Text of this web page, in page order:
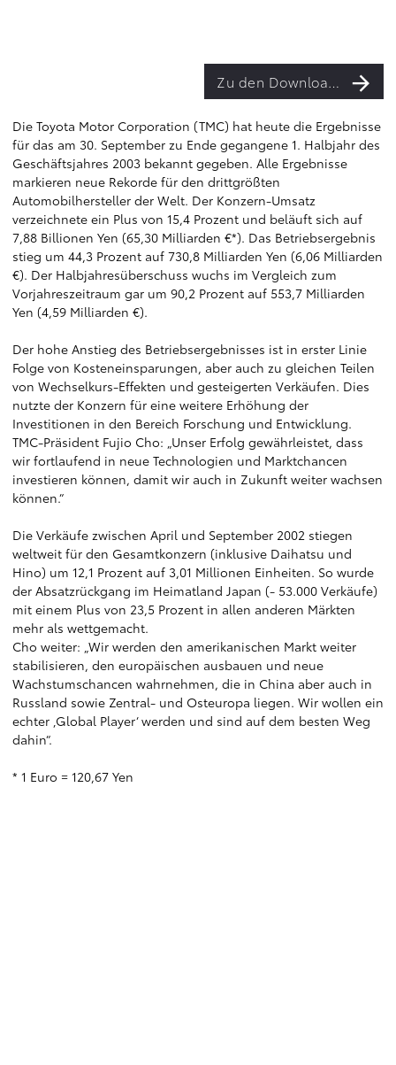
Zu den Downloads
Die Toyota Motor Corporation (TMC) hat heute die Ergebnisse
für das am 30. September zu Ende gegangene 1. Halbjahr des
Geschäftsjahres 2003 bekannt gegeben. Alle Ergebnisse
markieren neue Rekorde für den drittgrößten
Automobilhersteller der Welt. Der Konzern-Umsatz
verzeichnete ein Plus von 15,4 Prozent und beläuft sich auf
7,88 Billionen Yen (65,30 Milliarden €*). Das Betriebsergebnis
stieg um 44,3 Prozent auf 730,8 Milliarden Yen (6,06 Milliarden
€). Der Halbjahresüberschuss wuchs im Vergleich zum
Vorjahreszeitraum gar um 90,2 Prozent auf 553,7 Milliarden
Yen (4,59 Milliarden €).
Der hohe Anstieg des Betriebsergebnisses ist in erster Linie
Folge von Kosteneinsparungen, aber auch zu gleichen Teilen
von Wechselkurs-Effekten und gesteigerten Verkäufen. Dies
nutzte der Konzern für eine weitere Erhöhung der
Investitionen in den Bereich Forschung und Entwicklung.
TMC-Präsident Fujio Cho: „Unser Erfolg gewährleistet, dass
wir fortlaufend in neue Technologien und Marktchancen
investieren können, damit wir auch in Zukunft weiter wachsen
können.“
Die Verkäufe zwischen April und September 2002 stiegen
weltweit für den Gesamtkonzern (inklusive Daihatsu und
Hino) um 12,1 Prozent auf 3,01 Millionen Einheiten. So wurde
der Absatzrückgang im Heimatland Japan (- 53.000 Verkäufe)
mit einem Plus von 23,5 Prozent in allen anderen Märkten
mehr als wettgemacht.
Cho weiter: „Wir werden den amerikanischen Markt weiter
stabilisieren, den europäischen ausbauen und neue
Wachstumschancen wahrnehmen, die in China aber auch in
Russland sowie Zentral- und Osteuropa liegen. Wir wollen ein
echter ‚Global Player‘ werden und sind auf dem besten Weg
dahin“.
* 1 Euro = 120,67 Yen